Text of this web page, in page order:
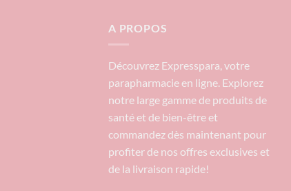
A PROPOS
Découvrez Expresspara, votre
parapharmacie en ligne. Explorez
notre large gamme de produits de
santé et de bien-être et
commandez dès maintenant pour
profiter de nos offres exclusives et
de la livraison rapide!